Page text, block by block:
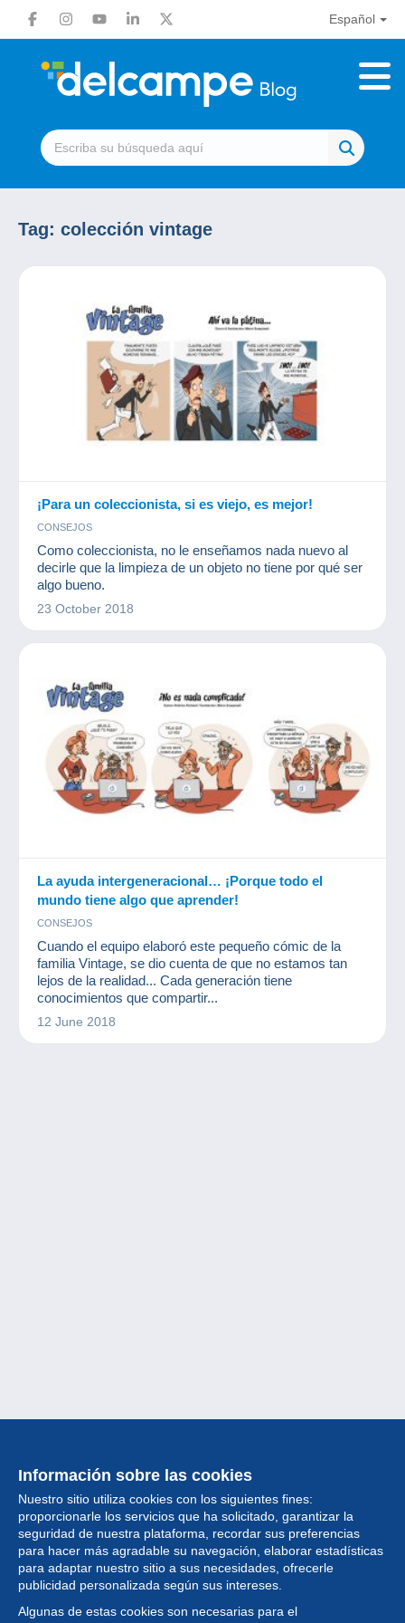
Español
Tag: colección vintage
¡Para un coleccionista, si es viejo, es mejor!
CONSEJOS
Como coleccionista, no le enseñamos nada nuevo al
decirle que la limpieza de un objeto no tiene por qué ser
algo bueno.
23 October 2018
La ayuda intergeneracional… ¡Porque todo el
mundo tiene algo que aprender!
CONSEJOS
Cuando el equipo elaboró este pequeño cómic de la
familia Vintage, se dio cuenta de que no estamos tan
lejos de la realidad... Cada generación tiene
conocimientos que compartir...
12 June 2018
Información sobre las cookies
Nuestro sitio utiliza cookies con los siguientes fines:
proporcionarle los servicios que ha solicitado, garantizar la
seguridad de nuestra plataforma, recordar sus preferencias
para hacer más agradable su navegación, elaborar estadísticas
para adaptar nuestro sitio a sus necesidades, ofrecerle
publicidad personalizada según sus intereses.
Algunas de estas cookies son necesarias para el
Colección
Noticias